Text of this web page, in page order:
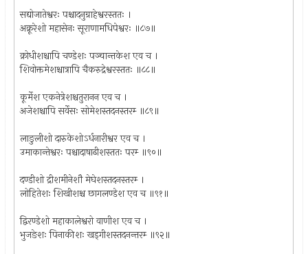
सद्योजातेश्वरः पश्चादनुग्राहेश्वरस्ततः ।
अक्रूरेशो महासेनः सूराणामधिपेश्वरः ॥८७॥
क्रोधीशश्चापि चण्डेशः पञ्चान्तकेश एव च ।
शिवोक्तमेशश्चात्रापि चैकरुद्रेश्वरस्ततः ॥८८॥
कूर्मेश एकनेत्रेशश्चतुरानन एव च ।
अजेशश्चापि सर्वेसः सोमेशस्तदनस्तरम्‍ ॥८९॥
लाङुलीशो दारुकेशोऽर्धनारीश्वर एव च ।
उमाकान्तेश्वरः पश्चादाषाढीशस्ततः परम्‍ ॥९०॥
दण्डीशो द्रीशमीनेशौ मेघेशस्तदनस्तरम्‍ ।
लोहितेशः शिखीशश्च छागलण्डेश एव च ॥९१॥
द्विरण्डेशो महाकालेश्वरो वाणीश एव च ।
भुजङेशः पिनाकीशः खड्‌गीशस्तदनन्तरम्‍ ॥९२॥